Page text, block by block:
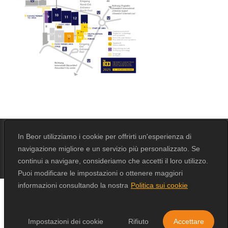
In Beor utilizziamo i cookie per offrirti un'esperienza di
navigazione migliore e un servizio più personalizzato. Se
continui a navigare, consideriamo che accetti il loro utilizzo.
Puoi modificare le impostazioni o ottenere maggiori
informazioni consultando la nostra Politica sui cookie
Impostazioni dei cookie Rifiuto Accettare
© 2026 Beor.Design byErika Loga